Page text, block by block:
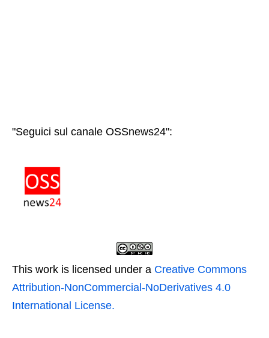
"Seguici sul canale OSSnews24":
This work is licensed under a Creative Commons
Attribution-NonCommercial-NoDerivatives 4.0
International License.